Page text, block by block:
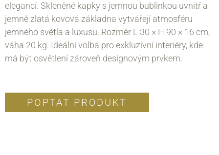
elegancí. Skleněné kapky s jemnou bublinkou uvnitř a
jemně zlatá kovová základna vytvářejí atmosféru
jemného světla a luxusu. Rozměr L 30 × H 90 × 16 cm,
váha 20 kg. Ideální volba pro exkluzivní interiéry, kde
má být osvětlení zároveň designovým prvkem.
POPTAT PRODUKT